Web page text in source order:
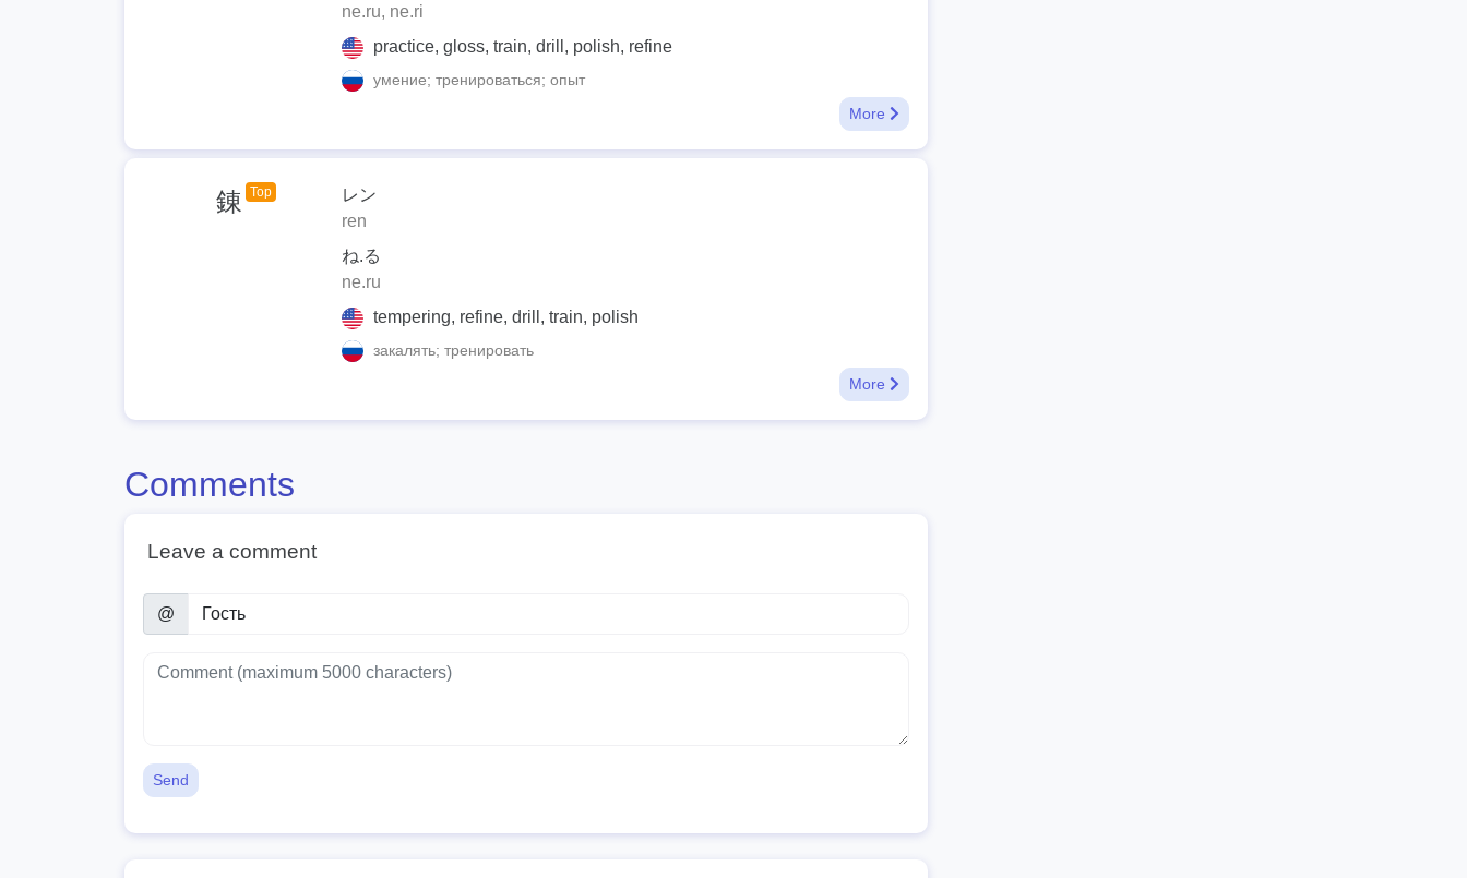
ne.ru, ne.ri
practice, gloss, train, drill, polish, refine
умение; тренироваться; опыт
More
錬 Top
レン
ren
ね.る
ne.ru
tempering, refine, drill, train, polish
закалять; тренировать
More
Comments
Leave a comment
@
Send